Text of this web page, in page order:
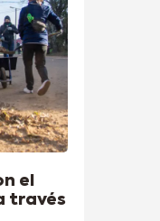
el
través